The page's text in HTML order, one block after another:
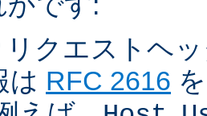
リクエストヘ
は RFC 2616